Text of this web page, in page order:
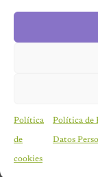
Política
de
cookies
Política de
Datos
Política de
Terms and